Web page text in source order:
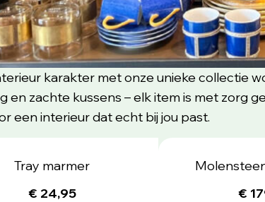
karakter met onze unieke collectie
en zachte kussens – elk item is met zorg
een interieur dat echt bij jou past.
Tray marmer
€ 24,95
€